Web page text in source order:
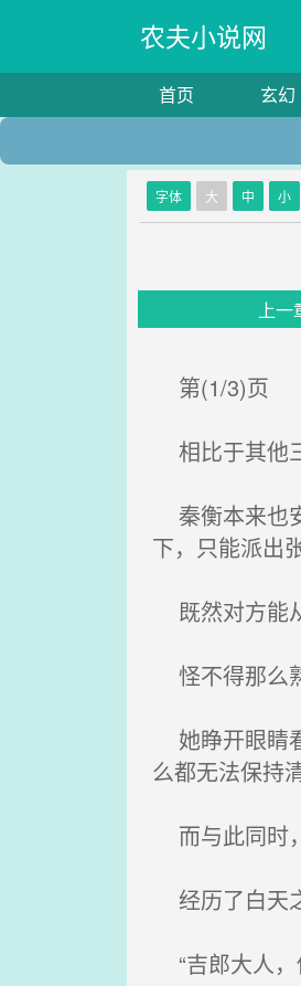
农夫小说网
首页 玄幻
字体 大 中 小
上一
第(1/3)页
相比于其他
秦衡本来也
下，只能派出
既然对方能
怪不得那么
她睁开眼睛
么都无法保持
而与此同时
经历了白天
“吉郎大人，